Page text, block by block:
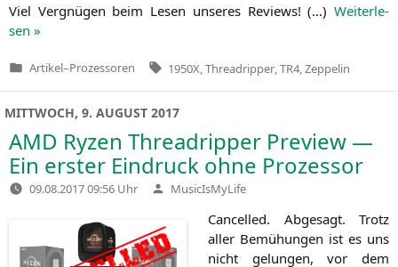
Viel Ver­gnü­gen beim Lesen unse­res Reviews! (…) Wei­ter­le­
sen »
Veröffentlicht
Artikel–Prozessoren Tags:
1950X Threadripper TR4 Zeppelin
MITTWOCH, 9. AUGUST 2017
AMD Ryzen Threadripper Preview —
Ein erster Eindruck ohne Prozessor
09.08.2017 09:56 Uhr Verfasst
von
MusicIsMyLife
Can­cel­led. Abge­sagt. Trotz
aller Bemü­hun­gen ist es uns
nicht gelun­gen, vor dem